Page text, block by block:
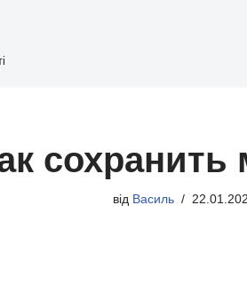
від Василь